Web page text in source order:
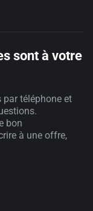
sont à votre
téléphone et
bon
à une offre,